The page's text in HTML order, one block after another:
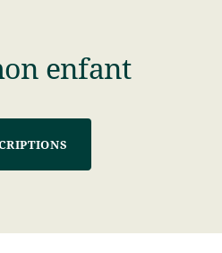
enfant